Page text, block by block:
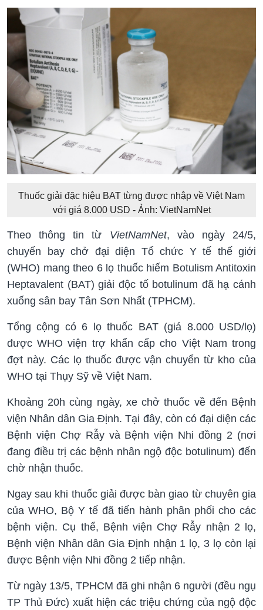
Thuốc giải đặc hiệu BAT từng được nhập về Việt Nam
với giá 8.000 USD - Ảnh: VietNamNet
Theo thông tin từ VietNamNet, vào ngày 24/5,
chuyến bay chở đại diện Tổ chức Y tế thế giới
(WHO) mang theo 6 lọ thuốc hiếm Botulism Antitoxin
Heptavalent (BAT) giải độc tố botulinum đã hạ cánh
xuống sân bay Tân Sơn Nhất (TPHCM).
Tổng cộng có 6 lọ thuốc BAT (giá 8.000 USD/lọ)
được WHO viện trợ khẩn cấp cho Việt Nam trong
đợt này. Các lọ thuốc được vận chuyển từ kho của
WHO tại Thụy Sỹ về Việt Nam.
Khoảng 20h cùng ngày, xe chở thuốc về đến Bệnh
viện Nhân dân Gia Định. Tại đây, còn có đại diện các
Bệnh viện Chợ Rẫy và Bệnh viện Nhi đồng 2 (nơi
đang điều trị các bệnh nhân ngộ độc botulinum) đến
chờ nhận thuốc.
Ngay sau khi thuốc giải được bàn giao từ chuyên gia
của WHO, Bộ Y tế đã tiến hành phân phối cho các
bệnh viện. Cụ thể, Bệnh viện Chợ Rẫy nhận 2 lọ,
Bệnh viện Nhân dân Gia Định nhận 1 lọ, 3 lọ còn lại
được Bệnh viện Nhi đồng 2 tiếp nhận.
Từ ngày 13/5, TPHCM đã ghi nhận 6 người (đều ngụ
TP Thủ Đức) xuất hiện các triệu chứng của ngộ độc